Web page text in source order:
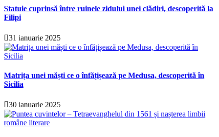
Statuie cuprinsă între ruinele zidului unei clădiri, descoperită la
Filipi
31 ianuarie 2025
Matrița unei măști ce o înfățișează pe Medusa, descoperită în
Sicilia
30 ianuarie 2025